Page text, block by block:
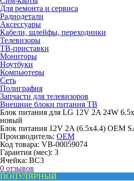
Для ремонта и сервиса
Радиодетали
Аксессуары
Кабели, шлейфы, переходники
Телевизоры
ТВ-приставки
Мониторы
Ноутбуки
Компьютеры
Сеть
Полиграфия
Запчасти для телевизоров
Внешние блоки питания ТВ
Блок питания для LG 12V 2A 24W
новый
Блок питания 12V 2A (6.5x4.4) OEM
Производитель: OEM
Код товара: VB-00059074
Гарантия (мес): 3
Ячейка: BC3
0 отзывов
ПОПУЛЯРНЫЙ